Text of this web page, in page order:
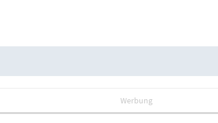
Werbung